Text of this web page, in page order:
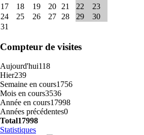
17
18 19 20 21 22
23
24
25 26 27 28 29
30
31
Compteur de visites
Aujourd'hui118
Hier239
Semaine en cours1756
Mois en cours3536
Année en cours17998
Années précédentes0
Total17998
Statistiques